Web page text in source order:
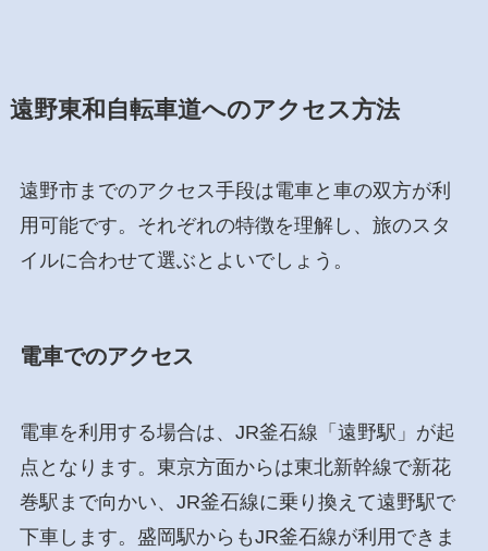
遠野東和自転車道へのアクセス方法
遠野市までのアクセス手段は電車と車の双方が利
用可能です。それぞれの特徴を理解し、旅のスタ
イルに合わせて選ぶとよいでしょう。
電車でのアクセス
電車を利用する場合は、JR釜石線「遠野駅」が起
点となります。東京方面からは東北新幹線で新花
巻駅まで向かい、JR釜石線に乗り換えて遠野駅で
下車します。盛岡駅からもJR釜石線が利用できま